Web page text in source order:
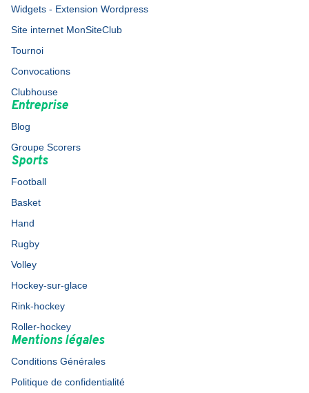
Widgets - Extension Wordpress
Site internet MonSiteClub
Tournoi
Convocations
Clubhouse
Entreprise
Blog
Groupe Scorers
Sports
Football
Basket
Hand
Rugby
Volley
Hockey-sur-glace
Rink-hockey
Roller-hockey
Mentions légales
Conditions Générales
Politique de confidentialité